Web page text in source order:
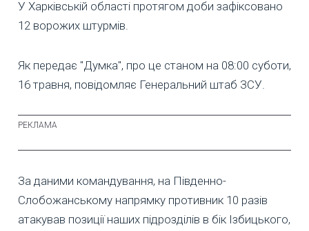
У Харківській області протягом доби зафіксовано
12 ворожих штурмів.
Як передає "Думка", про це станом на 08:00 суботи,
16 травня, повідомляє Генеральний штаб ЗСУ.
За даними командування, на Південно-
Слобожанському напрямку противник 10 разів
атакував позиції наших підрозділів в бік Ізбицького,